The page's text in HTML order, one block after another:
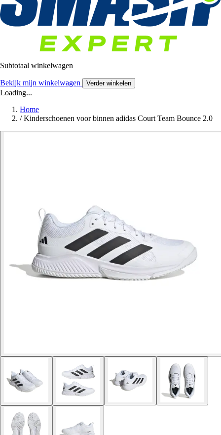
Subtotaal winkelwagen
Bekijk mijn winkelwagen Verder winkelen
Loading...
Home
/ Kinderschoenen voor binnen adidas Court Team Bounce 2.0